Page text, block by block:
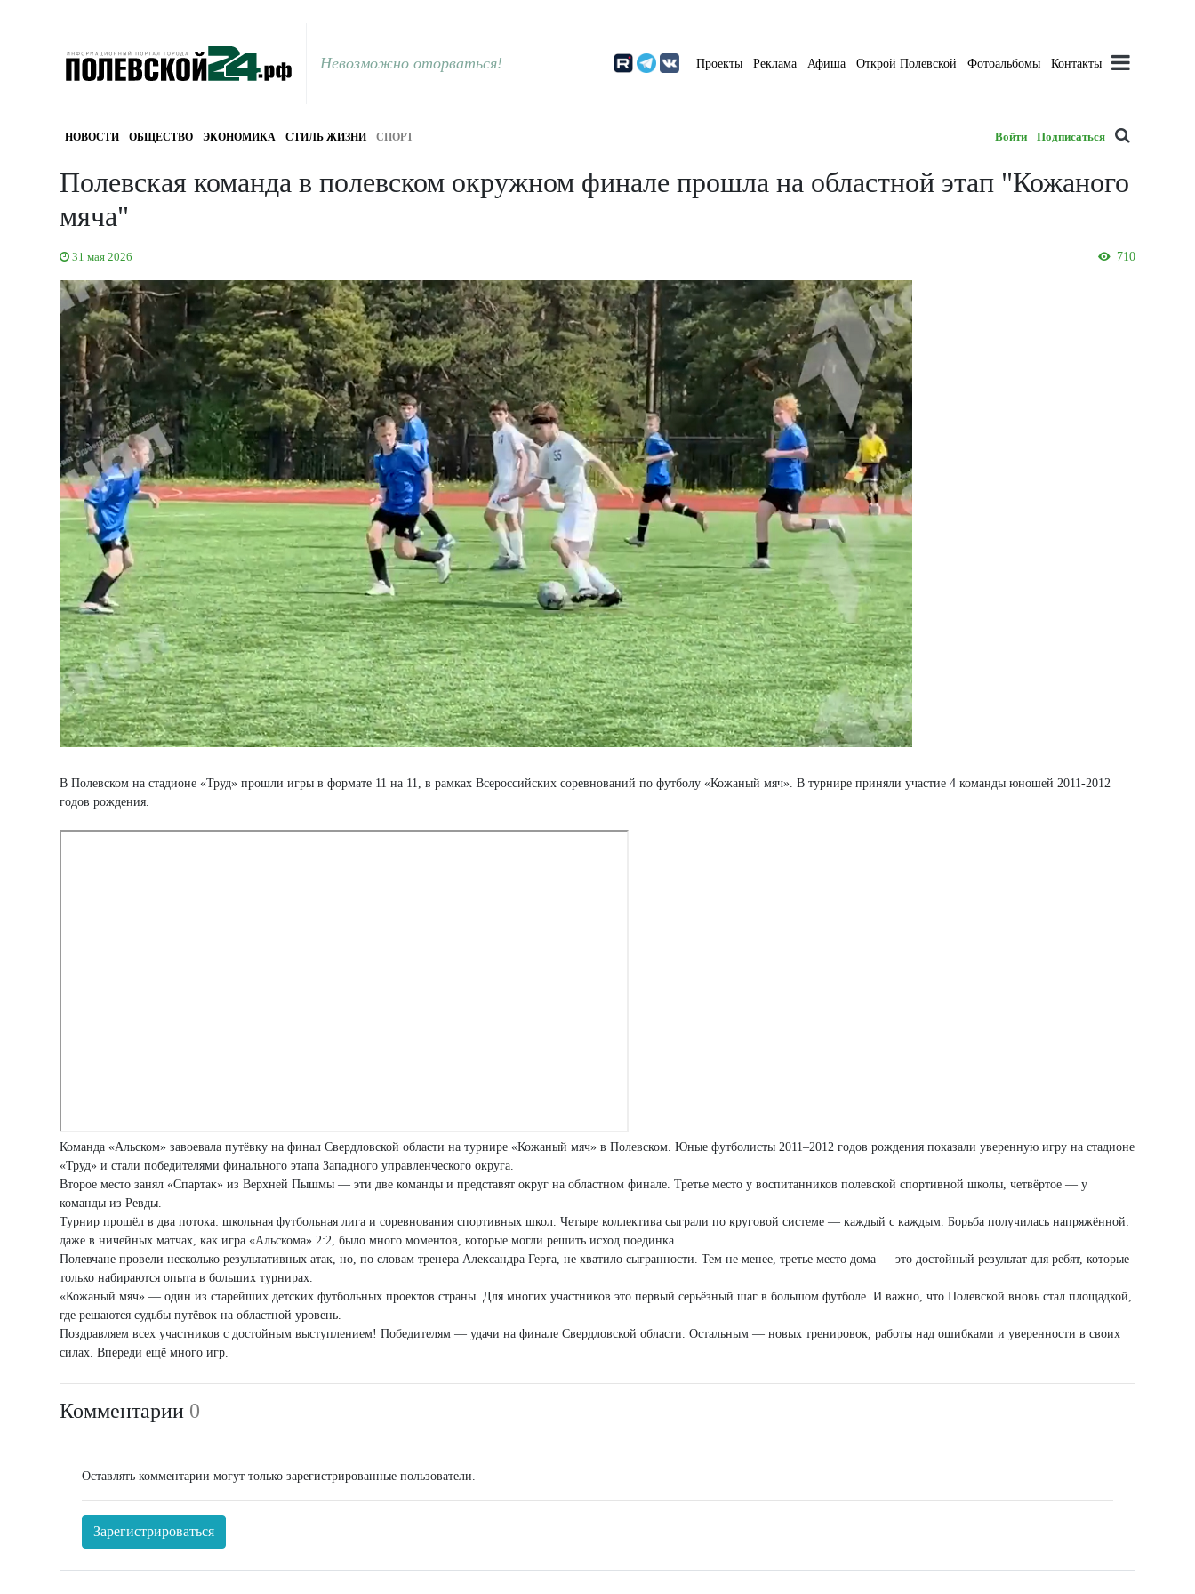
Невозможно оторваться! Проекты Реклама Афиша Открой Полевской Фотоальбомы Контакты
НОВОСТИ ОБЩЕСТВО ЭКОНОМИКА СТИЛЬ ЖИЗНИ СПОРТ Войти Подписаться
Полевская команда в полевском окружном финале прошла на областной этап "Кожаного
мяча"
31 мая 2026 710
В Полевском на стадионе «Труд» прошли игры в формате 11 на 11, в рамках Всероссийских соревнований по футболу «Кожаный мяч». В турнире приняли участие 4 команды юношей 2011-2012
годов рождения.
Команда «Альском» завоевала путёвку на финал Свердловской области на турнире «Кожаный мяч» в Полевском. Юные футболисты 2011–2012 годов рождения показали уверенную игру на стадионе
«Труд» и стали победителями финального этапа Западного управленческого округа.
Второе место занял «Спартак» из Верхней Пышмы — эти две команды и представят округ на областном финале. Третье место у воспитанников полевской спортивной школы, четвёртое — у
команды из Ревды.
Турнир прошёл в два потока: школьная футбольная лига и соревнования спортивных школ. Четыре коллектива сыграли по круговой системе — каждый с каждым. Борьба получилась напряжённой:
даже в ничейных матчах, как игра «Альскома» 2:2, было много моментов, которые могли решить исход поединка.
Полевчане провели несколько результативных атак, но, по словам тренера Александра Герга, не хватило сыгранности. Тем не менее, третье место дома — это достойный результат для ребят, которые
только набираются опыта в больших турнирах.
«Кожаный мяч» — один из старейших детских футбольных проектов страны. Для многих участников это первый серьёзный шаг в большом футболе. И важно, что Полевской вновь стал площадкой,
где решаются судьбы путёвок на областной уровень.
Поздравляем всех участников с достойным выступлением! Победителям — удачи на финале Свердловской области. Остальным — новых тренировок, работы над ошибками и уверенности в своих
силах. Впереди ещё много игр.
Комментарии 0
Оставлять комментарии могут только зарегистрированные пользователи.
Зарегистрироваться